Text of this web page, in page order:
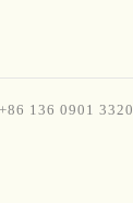
136 0901 3320